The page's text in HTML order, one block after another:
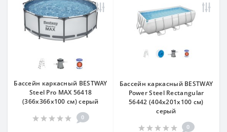
Бассейн каркасный BESTWAY
Steel Pro MAX 56418
(366x366х100 см) серый
0
Бассейн каркасный BESTWAY
Power Steel Rectangular
56442 (404х201х100 см)
серый
0